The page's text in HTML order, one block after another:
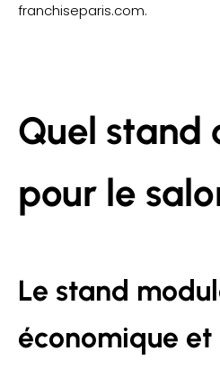
franchiseparis.com.
Quel stand
pour le
Le stand
économique